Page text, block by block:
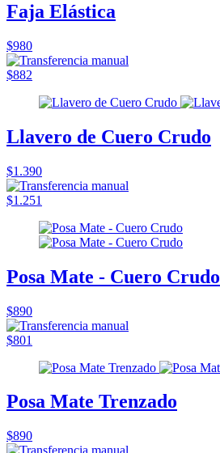
Faja Elástica
$980
$882
Llavero de Cuero Crudo
$1.390
$1.251
Posa Mate - Cuero Crudo
$890
$801
Posa Mate Trenzado
$890